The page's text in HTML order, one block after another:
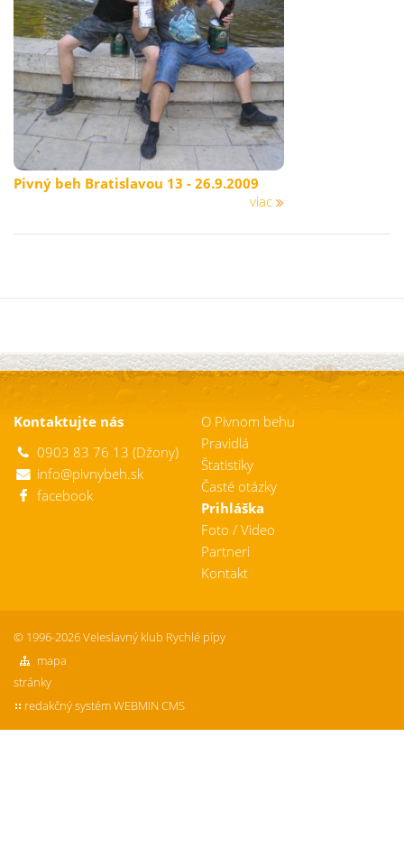
Pivný beh Bratislavou 13 - 26.9.2009
viac
Kontaktujte nás
0903 83 76 13 (Džony)
info@pivnybeh.sk
facebook
O Pivnom behu
Pravidlá
Štatistiky
Časté otázky
Prihláška
Foto / Video
Partneri
Kontakt
© 1996-2026 Veleslavný klub Rychlé pípy
mapa
stránky
redakčný systém WEBMIN CMS